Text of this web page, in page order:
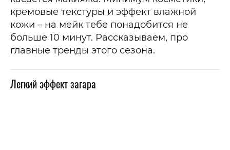
кремовые текстуры и эффект влажной
кожи – на мейк тебе понадобится не
больше 10 минут. Рассказываем, про
главные тренды этого сезона.
Легкий эффект загара